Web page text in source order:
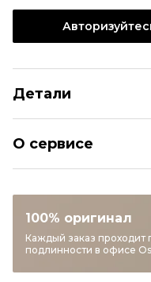
Детали
Категория
Бренд
Материал одежды
О сервисе
100% оригинал
Каждый заказ проходит
подлинности в офисе